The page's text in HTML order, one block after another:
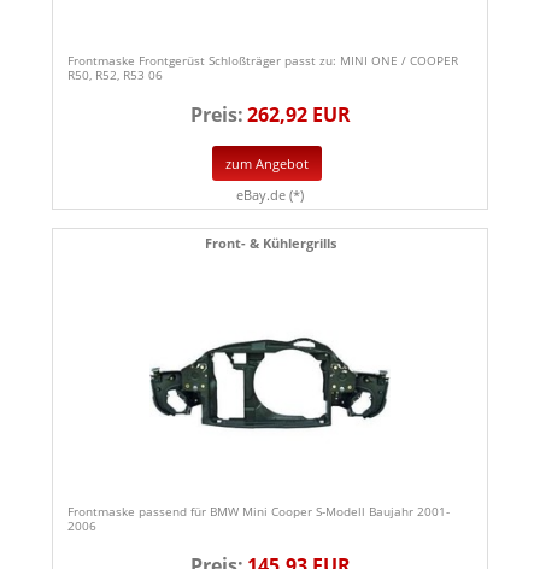
Frontmaske Frontgerüst Schloßträger passt zu: MINI ONE / COOPER
R50, R52, R53 06
Preis:262,92 EUR
zum Angebot
eBay.de (*)
Front- & Kühlergrills
Frontmaske passend für BMW Mini Cooper S-Modell Baujahr 2001-
2006